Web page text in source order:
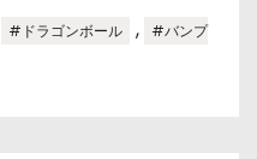
#ドラゴンボール ,
#バンプ